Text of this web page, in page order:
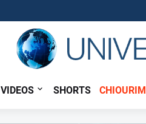
VIDEOS SHORTS CHIOURIM